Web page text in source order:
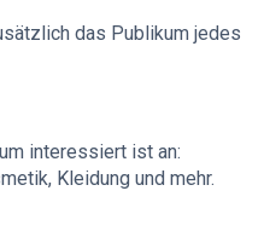
das Publikum jedes
interessiert ist an:
Kleidung und mehr.